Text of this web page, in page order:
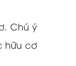
Chú ý
hữu cơ